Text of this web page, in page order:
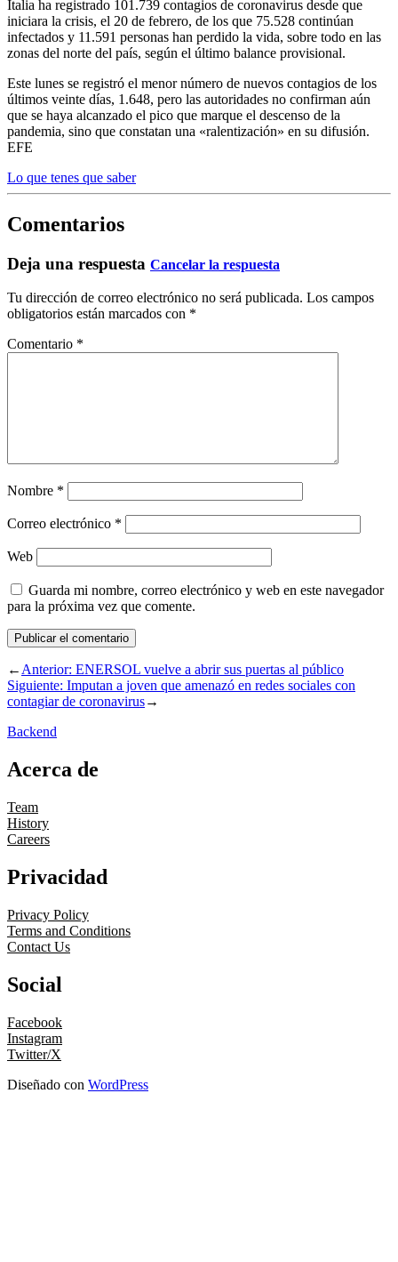
Italia ha registrado 101.739 contagios de coronavirus desde que
iniciara la crisis, el 20 de febrero, de los que 75.528 continúan
infectados y 11.591 personas han perdido la vida, sobre todo en las
zonas del norte del país, según el último balance provisional.
Este lunes se registró el menor número de nuevos contagios de los
últimos veinte días, 1.648, pero las autoridades no confirman aún
que se haya alcanzado el pico que marque el descenso de la
pandemia, sino que constatan una «ralentización» en su difusión.
EFE
Lo que tenes que saber
Comentarios
Deja una respuesta Cancelar la respuesta
Tu dirección de correo electrónico no será publicada. Los campos
obligatorios están marcados con *
Comentario *
Nombre *
Correo electrónico *
Web
Guarda mi nombre, correo electrónico y web en este navegador
para la próxima vez que comente.
←Anterior: ENERSOL vuelve a abrir sus puertas al público
Siguiente: Imputan a joven que amenazó en redes sociales con
contagiar de coronavirus→
Backend
Acerca de
Team
History
Careers
Privacidad
Privacy Policy
Terms and Conditions
Contact Us
Social
Facebook
Instagram
Twitter/X
Diseñado con WordPress